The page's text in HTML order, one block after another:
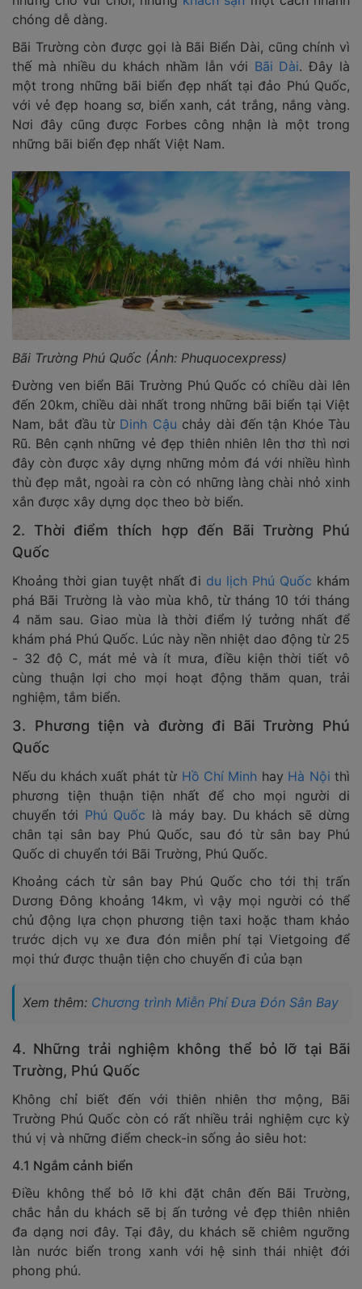
chóng dễ dàng.
Bãi Trường còn được gọi là Bãi Biển Dài, cũng chính vì
thế mà nhiều du khách nhầm lẫn với Bãi Dài. Đây là
một trong những bãi biển đẹp nhất tại đảo Phú Quốc,
với vẻ đẹp hoang sơ, biển xanh, cát trắng, nắng vàng.
Nơi đây cũng được Forbes công nhận là một trong
những bãi biển đẹp nhất Việt Nam.
Bãi Trường Phú Quốc (Ảnh: Phuquocexpress)
Đường ven biển Bãi Trường Phú Quốc có chiều dài lên
đến 20km, chiều dài nhất trong những bãi biển tại Việt
Nam, bắt đầu từ Dinh Cậu chảy dài đến tận Khóe Tàu
Rũ. Bên cạnh những vẻ đẹp thiên nhiên lên thơ thì nơi
đây còn được xây dựng những mỏm đá với nhiều hình
thù đẹp mắt, ngoài ra còn có những làng chài nhỏ xinh
xắn được xây dựng dọc theo bờ biển.
2. Thời điểm thích hợp đến Bãi Trường Phú
Quốc
Khoảng thời gian tuyệt nhất đi du lịch Phú Quốc khám
phá Bãi Trường là vào mùa khô, từ tháng 10 tới tháng
4 năm sau. Giao mùa là thời điểm lý tưởng nhất để
khám phá Phú Quốc. Lúc này nền nhiệt dao động từ 25
- 32 độ C, mát mẻ và ít mưa, điều kiện thời tiết vô
cùng thuận lợi cho mọi hoạt động thăm quan, trải
nghiệm, tắm biển.
3. Phương tiện và đường đi Bãi Trường Phú
Quốc
Nếu du khách xuất phát từ Hồ Chí Minh hay Hà Nội thì
phương tiện thuận tiện nhất để cho mọi người di
chuyển tới Phú Quốc là máy bay. Du khách sẽ dừng
chân tại sân bay Phú Quốc, sau đó từ sân bay Phú
Quốc di chuyển tới Bãi Trường, Phú Quốc.
Khoảng cách từ sân bay Phú Quốc cho tới thị trấn
Dương Đông khoảng 14km, vì vậy mọi người có thể
chủ động lựa chọn phương tiện taxi hoặc tham khảo
trước dịch vụ xe đưa đón miễn phí tại Vietgoing để
mọi thứ được thuận tiện cho chuyến đi của bạn
Xem thêm: Chương trình Miễn Phí Đưa Đón Sân Bay
4. Những trải nghiệm không thể bỏ lỡ tại Bãi
Trường, Phú Quốc
Không chỉ biết đến với thiên nhiên thơ mộng, Bãi
Trường Phú Quốc còn có rất nhiều trải nghiệm cực kỳ
thú vị và những điểm check-in sống ảo siêu hot:
4.1 Ngắm cảnh biển
Điều không thể bỏ lỡ khi đặt chân đến Bãi Trường,
chắc hẳn du khách sẽ bị ấn tưởng vẻ đẹp thiên nhiên
đa dạng nơi đây. Tại đây, du khách sẽ chiêm ngưỡng
làn nước biển trong xanh với hệ sinh thái nhiệt đới
phong phú.